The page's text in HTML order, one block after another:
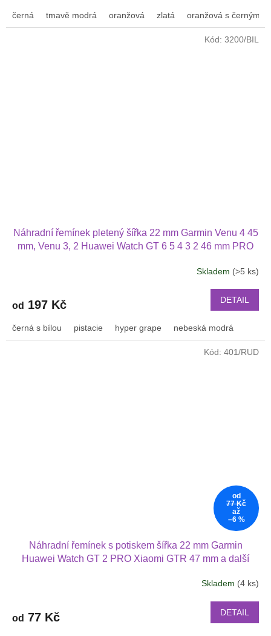
černá tmavě modrá oranžová zlatá oranžová s černým
Náhradní řemínek pletený šířka 22 mm Garmin Venu 4 45
mm, Venu 3, 2 Huawei Watch GT 6 5 4 3 2 46 mm PRO
je
z
5
Skladem (>5 ks)
od 197 Kč DETAIL
černá s bílou pistacie hyper grape nebeská modrá
Kód: 3200/BIL
od
77 Kč
až
–6 %
Náhradní řemínek s potiskem šířka 22 mm Garmin
Huawei Watch GT 2 PRO Xiaomi GTR 47 mm a další
Skladem (4 ks)
od 77 Kč DETAIL
Kód: 401/RUD